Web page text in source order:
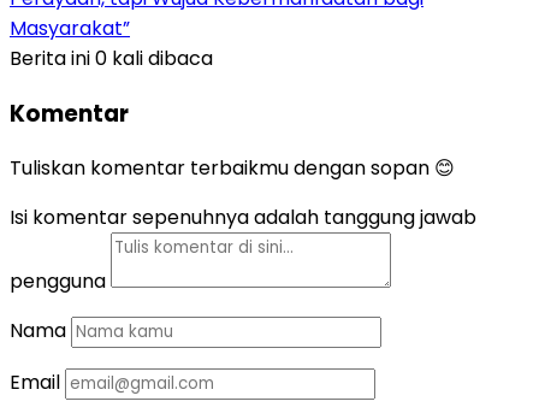
Masyarakat”
Berita ini 0 kali dibaca
Komentar
Tuliskan komentar terbaikmu dengan sopan 😊
Isi komentar sepenuhnya adalah tanggung jawab
pengguna
Nama
Email